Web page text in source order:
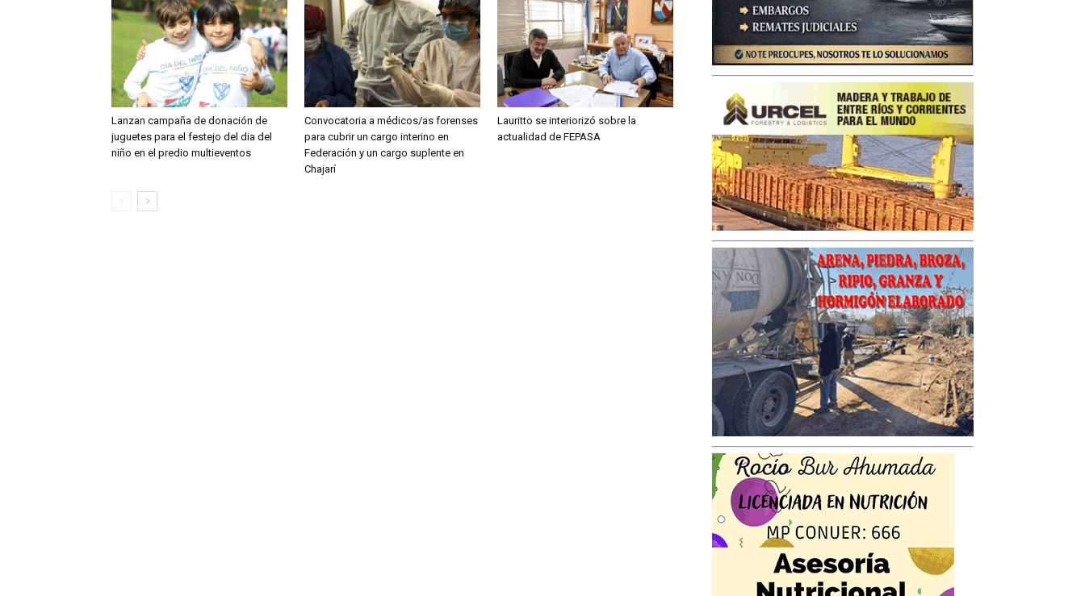
Lanzan campaña de donación de
juguetes para el festejo del dia del
niño en el predio multieventos
Convocatoria a médicos/as forenses
para cubrir un cargo interino en
Federación y un cargo suplente en
Chajarí
Lauritto se interiorizó sobre la
actualidad de FEPASA